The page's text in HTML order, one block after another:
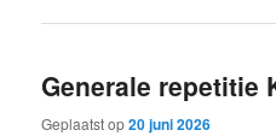
Generale repetitie
Geplaatst op20 juni 2026